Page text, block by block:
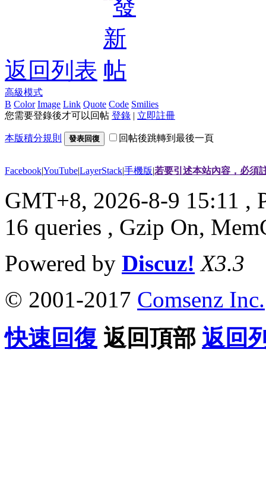
返回列表
高級模式
B Color Image Link Quote Code Smilies
您需要登錄後才可以回帖 登錄 | 立即註冊
本版積分規則 發表回復 回帖後跳轉到最後一頁
Facebook|YouTube|LayerStack|手機版|若要引述本站內容，必須
GMT+8, 2026-8-9 15:11 ,
16 queries , Gzip On,
Powered by Discuz! X3.3
© 2001-2017 Comsenz Inc.
快速回復 返回頂部 返回